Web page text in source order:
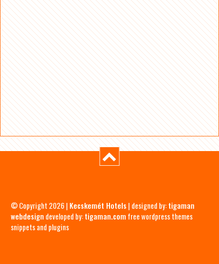
© Copyright 2026 | Kecskemét Hotels | designed by:tigaman
webdesign developed by:tigaman.com free wordpress themes
snippets and plugins